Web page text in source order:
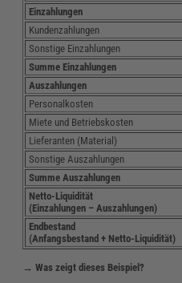
Einzahlungen
Kundenzahlungen
Sonstige Einzahlungen
Summe Einzahlungen
Auszahlungen
Personalkosten
Miete und Betriebskosten
Lieferanten (Material)
Sonstige Auszahlungen
Summe Auszahlungen
Netto-Liquidität
(Einzahlungen – Auszahlungen)
Endbestand
(Anfangsbestand + Netto-Liquidität)
→ Was zeigt dieses Beispiel?